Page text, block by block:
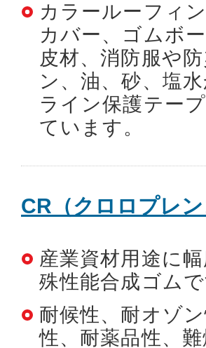
カラールーフィ
カバー、ゴムボ
皮材、消防服や
ン、油、砂、塩
ライン保護テー
ています。
CR（クロロプレン
産業資材用途に
殊性能合成ゴムで
耐候性、耐オゾ
性、耐薬品性、